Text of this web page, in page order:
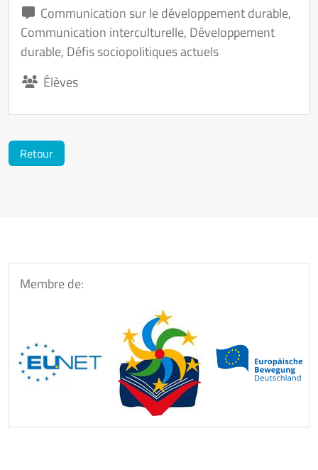
Communication sur le développement durable,
Communication interculturelle, Développement
durable, Défis sociopolitiques actuels
Élèves
Retour
Membre de: